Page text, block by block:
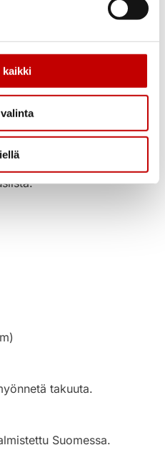
kaikki
3-kertainen
mm, Tammen
35mm,
takuuta.
Suomessa.